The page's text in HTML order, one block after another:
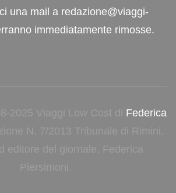
una mail a redazione@viaggi-
immediatamente rimosse.
2025 Viaggi Low Cost di Federica
N. 7/2013 Tribunale di Rimini.
editore del giornale, Federica
Piersimoni.